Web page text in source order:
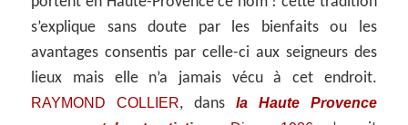
s’explique sans doute par les bienfaits ou les
avantages consentis par celle-ci aux seigneurs des
lieux mais elle n’a jamais vécu à cet endroit.
RAYMOND COLLIER, dans la Haute Provence